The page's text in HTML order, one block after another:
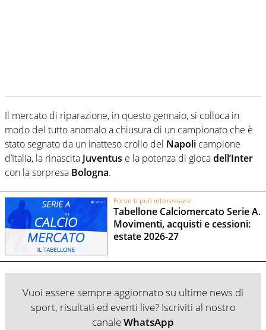
Il mercato di riparazione, in questo gennaio, si colloca in
modo del tutto anomalo a chiusura di un campionato che è
stato segnato da un inatteso crollo del Napoli campione
d’Italia, la rinascita Juventus e la potenza di giocadell’Inter
con la sorpresa Bologna.
Forse ti può interessare
Tabellone Calciomercato Serie A.
Movimenti, acquisti e cessioni:
estate 2026-27
Vuoi essere sempre aggiornato su ultime news di
sport, risultati ed eventi live? Iscriviti al nostro
canaleWhatsApp